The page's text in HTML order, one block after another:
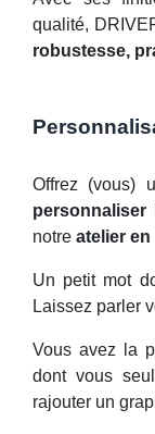
qualité,
robustesse,
Offrez (vous)
personnaliser
notre atelier en
Un petit mot
Laissez parler
Vous avez la
dont vous
rajouter un